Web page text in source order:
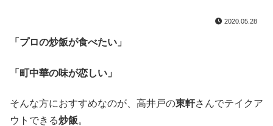
2020.05.28
「プロの炒飯が食べたい」
「町中華の味が恋しい」
そんな方におすすめなのが、高井戸の東軒さんでテイクア
ウトできる炒飯。